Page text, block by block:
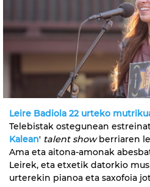
Leire Badiola 22 urteko
Telebistak ostegunean
Kalean' talent showberriaren
Ama eta aitona-amonak
Leirek, eta etxetik datorkio
urterekin pianoa eta saxofoia